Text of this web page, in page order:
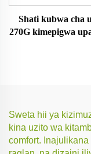
Shati kubwa cha
270G kimepigwa
Sweta hii ya
kina uzito wa
comfort.